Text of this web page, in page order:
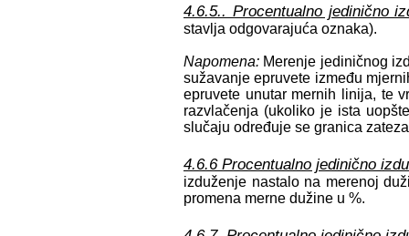
4.6.5.. Procentualno jedinično
stavlja odgovarajuća oznaka).
Napomena: Merenje jediničnog
sužavanje epruvete između
epruvete unutar mernih linija, te
razvlačenja (ukoliko je ista
slučaju određuje se granica
4.6.6 Procentualno jedinično
izduženje nastalo na merenoj
promena merne dužine u %.